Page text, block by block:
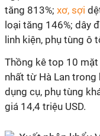
tăng 813%; xơ, sợi
loại tăng 146%; dây
linh kiện, phụ tùng ô
Thồng kê top 10 mặt
nhất từ Hà Lan trong
dụng cụ, phụ tùng
giá 14,4 triệu USD.